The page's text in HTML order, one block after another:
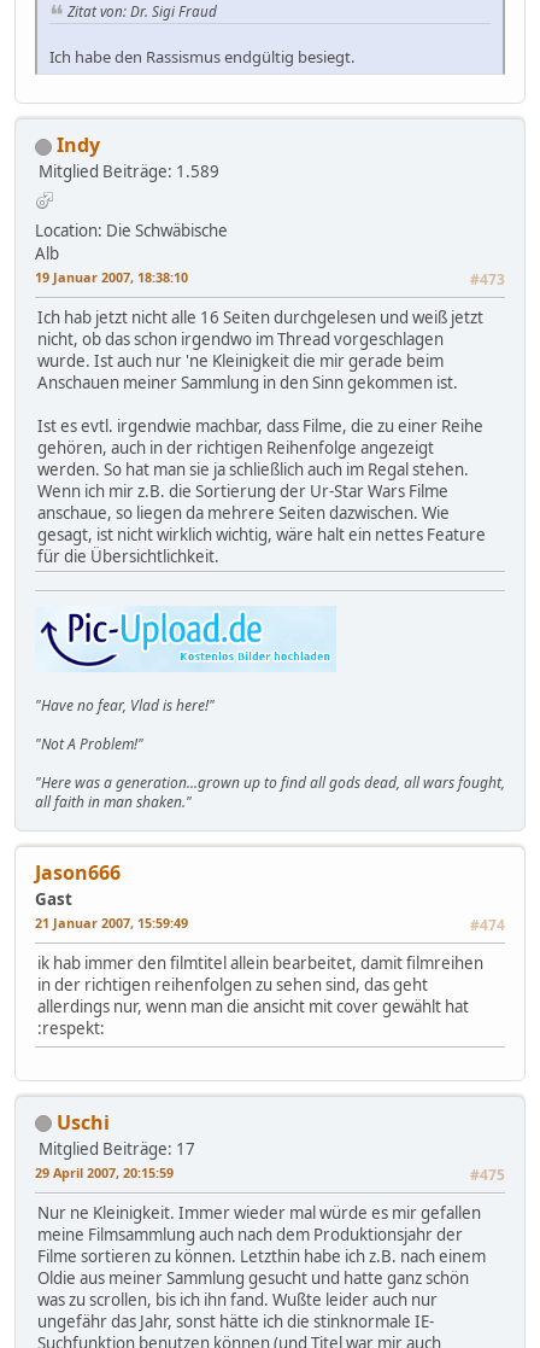
Zitat von: Dr. Sigi Fraud
Ich habe den Rassismus endgültig besiegt.
Indy
Mitglied Beiträge: 1.589
Location: Die Schwäbische
Alb
19 Januar 2007, 18:38:10 #473
Ich hab jetzt nicht alle 16 Seiten durchgelesen und weiß jetzt
nicht, ob das schon irgendwo im Thread vorgeschlagen
wurde. Ist auch nur 'ne Kleinigkeit die mir gerade beim
Anschauen meiner Sammlung in den Sinn gekommen ist.
Ist es evtl. irgendwie machbar, dass Filme, die zu einer Reihe
gehören, auch in der richtigen Reihenfolge angezeigt
werden. So hat man sie ja schließlich auch im Regal stehen.
Wenn ich mir z.B. die Sortierung der Ur-Star Wars Filme
anschaue, so liegen da mehrere Seiten dazwischen. Wie
gesagt, ist nicht wirklich wichtig, wäre halt ein nettes Feature
für die Übersichtlichkeit.
"Have no fear, Vlad is here!"
"Not A Problem!"
"Here was a generation...grown up to find all gods dead, all wars fought,
all faith in man shaken."
Jason666
Gast
21 Januar 2007, 15:59:49 #474
ik hab immer den filmtitel allein bearbeitet, damit filmreihen
in der richtigen reihenfolgen zu sehen sind, das geht
allerdings nur, wenn man die ansicht mit cover gewählt hat
:respekt:
Uschi
Mitglied Beiträge: 17
29 April 2007, 20:15:59 #475
Nur ne Kleinigkeit. Immer wieder mal würde es mir gefallen
meine Filmsammlung auch nach dem Produktionsjahr der
Filme sortieren zu können. Letzthin habe ich z.B. nach einem
Oldie aus meiner Sammlung gesucht und hatte ganz schön
was zu scrollen, bis ich ihn fand. Wußte leider auch nur
ungefähr das Jahr, sonst hätte ich die stinknormale IE-
Suchfunktion benutzen können (und Titel war mir auch